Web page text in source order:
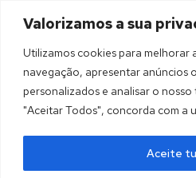
Valorizamos a sua
Utilizamos cookies para melhorar
navegação, apresentar anúncios
personalizados e analisar o
"Aceitar Todos", concorda com a
Aceite